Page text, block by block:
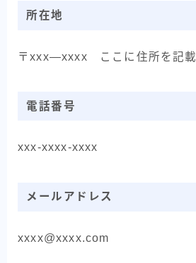
所在地
〒xxx―xxxx ここに住所を記載
電話番号
xxx-xxxx-xxxx
メールアドレス
xxxx@xxxx.com